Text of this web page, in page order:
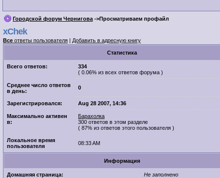
Городской форум Чернигова ->Просматриваем профайл
xChek
Все ответы пользователя | Добавить в адресную книгу
Cтатистика
Всего ответов:
334
( 0.06% из всех ответов форума )
Среднее число ответов
в день:
0
Зарегистрировался: Aug 28 2007, 14:36
Максимально активен
в:
Барахолка
300 ответов в этом разделе
( 87% из ответов этого пользователя )
Локальное время
пользователя
08:33 AM
Информация
Домашняя страница: Не заполнено